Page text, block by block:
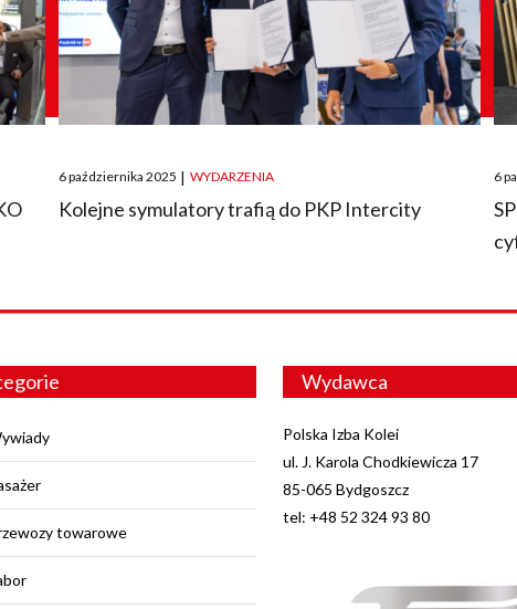
Posted
on
6 października 2025 | WYDARZENIA
Kolejne symulatory trafią do PKP Intercity
on
6
towarowe
Wydawca
Polska Izba Kolei
ul. J. Karola Chodkiewicza 17
85-065 Bydgoszcz
tel: +48 52 324 93 80